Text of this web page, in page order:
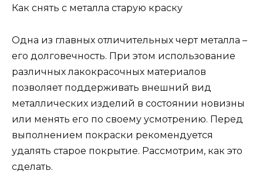
Как снять с металла старую краску
Одна из главных отличительных черт металла –
его долговечность. При этом использование
различных лакокрасочных материалов
позволяет поддерживать внешний вид
металлических изделий в состоянии новизны
или менять его по своему усмотрению. Перед
выполнением покраски рекомендуется
удалять старое покрытие. Рассмотрим, как это
сделать.